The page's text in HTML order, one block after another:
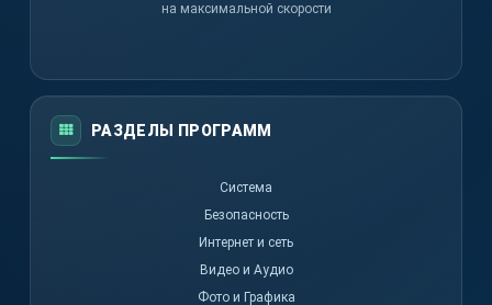
на максимальной скорости
РАЗДЕЛЫ ПРОГРАММ
Система
Безопасность
Интернет и сеть
Видео и Аудио
Фото и Графика